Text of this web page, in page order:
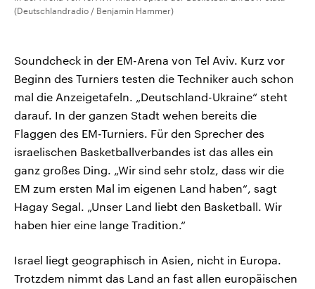
(Deutschlandradio / Benjamin Hammer)
Soundcheck in der EM-Arena von Tel Aviv. Kurz vor
Beginn des Turniers testen die Techniker auch schon
mal die Anzeigetafeln. „Deutschland-Ukraine“ steht
darauf. In der ganzen Stadt wehen bereits die
Flaggen des EM-Turniers. Für den Sprecher des
israelischen Basketballverbandes ist das alles ein
ganz großes Ding. „Wir sind sehr stolz, dass wir die
EM zum ersten Mal im eigenen Land haben“, sagt
Hagay Segal. „Unser Land liebt den Basketball. Wir
haben hier eine lange Tradition.“
Israel liegt geographisch in Asien, nicht in Europa.
Trotzdem nimmt das Land an fast allen europäischen